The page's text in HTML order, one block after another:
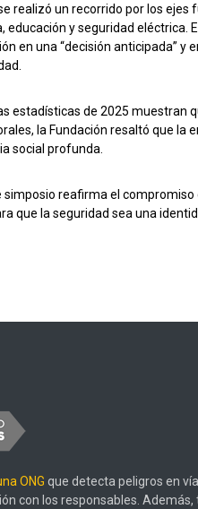
realizó un recorrido por los
educación y seguridad eléctrica.
en una “decisión anticipada” y
estadísticas de 2025 muestran
la Fundación resaltó que
social profunda.
simposio reafirma el
que la seguridad sea una
ONG que detecta peligros en
con los responsables. Además,